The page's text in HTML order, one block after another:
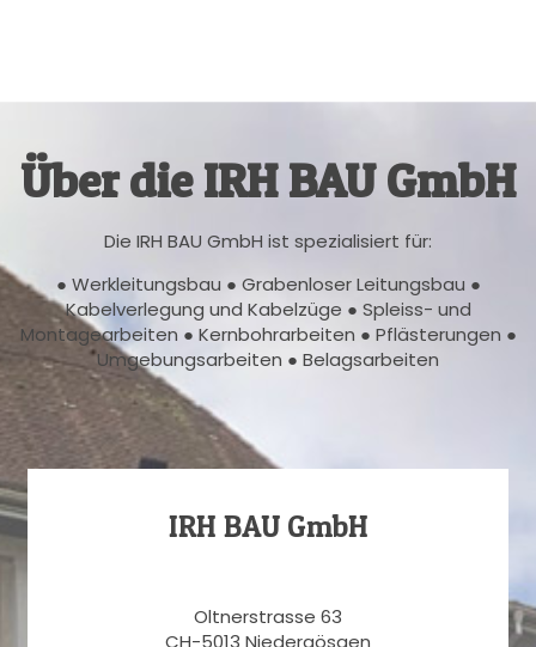
Über die IRH BAU GmbH
Die IRH BAU GmbH ist spezialisiert für:
● Werkleitungsbau ● Grabenloser Leitungsbau ●
Kabelverlegung und Kabelzüge ● Spleiss- und
Montagearbeiten ● Kernbohrarbeiten ● Pflästerungen ●
Umgebungsarbeiten ● Belagsarbeiten
IRH BAU GmbH
Oltnerstrasse 63
CH-5013 Niedergösgen